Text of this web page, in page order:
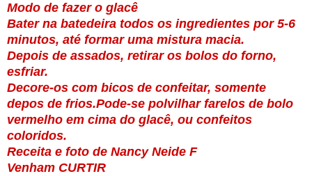
Modo de fazer o glacê
Bater na batedeira todos os ingredientes por 5-6
minutos, até formar uma mistura macia.
Depois de assados, retirar os bolos do forno,
esfriar.
Decore-os com bicos de confeitar, somente
depos de frios.Pode-se polvilhar farelos de bolo
vermelho em cima do glacê, ou confeitos
coloridos.
Receita e foto de Nancy Neide F
Venham CURTIR